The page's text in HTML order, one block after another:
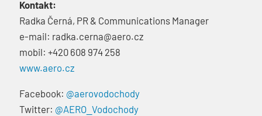
Kontakt:
Radka Černá, PR & Communications Manager
e-mail: radka.cerna@aero.cz
mobil: +420 608 974 258
www.aero.cz
Facebook: @aerovodochody
Twitter: @AERO_Vodochody